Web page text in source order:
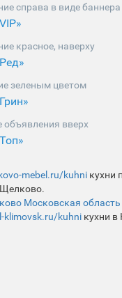
справа в виде баннера
красное, наверху
зеленым цветом
объявления вверх
mebel.ru/kuhni кухни
Московская область
klimovsk.ru/kuhni кухни в